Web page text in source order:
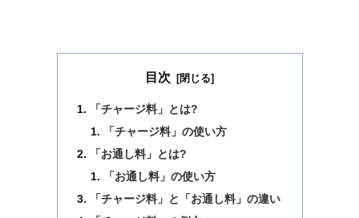
目次
「チャージ料」とは?
「チャージ料」の使い方
「お通し料」とは?
「お通し料」の使い方
「チャージ料」と「お通し料」の違い